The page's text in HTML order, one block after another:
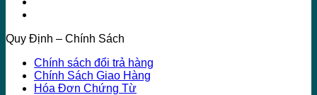
Quy Định – Chính Sách
Chính sách đổi trả hàng
Chính Sách Giao Hàng
Hóa Đơn Chứng Từ